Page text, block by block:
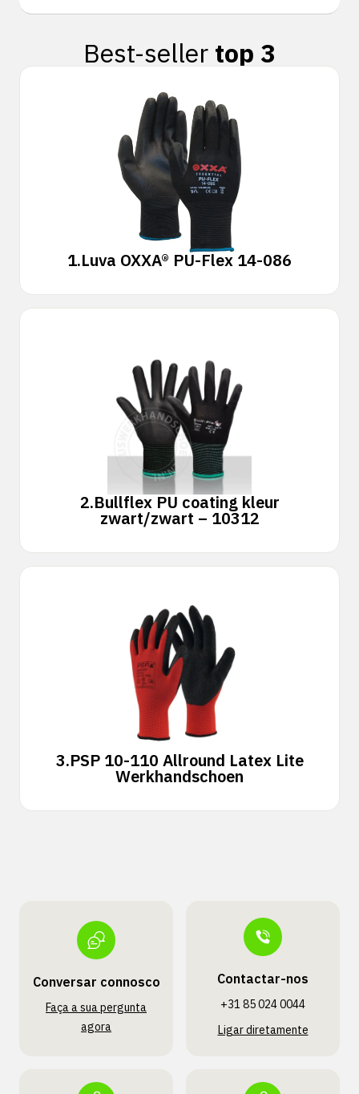
Best-seller top 3
1.Luva OXXA® PU-Flex 14-086
2.Bullflex PU coating kleur
zwart/zwart – 10312
3.PSP 10-110 Allround Latex Lite
Werkhandschoen
Conversar connosco
Faça a sua pergunta
agora
Contactar-nos
+31 85 024 0044
Ligar diretamente